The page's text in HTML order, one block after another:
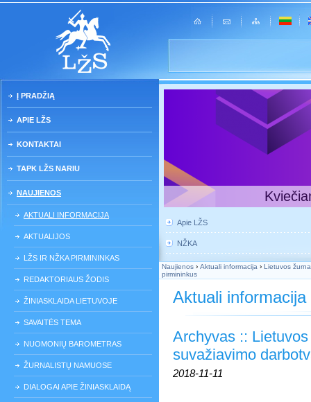
Į PRADŽIĄ
APIE LŽS
KONTAKTAI
TAPK LŽS NARIU
NAUJIENOS
AKTUALI INFORMACIJA
AKTUALIJOS
LŽS IR NŽKA PIRMININKAS
REDAKTORIAUS ŽODIS
ŽINIASKLAIDA LIETUVOJE
SAVAITĖS TEMA
NUOMONIŲ BAROMETRAS
ŽURNALISTŲ NAMUOSE
DIALOGAI APIE ŽINIASKLAIDĄ
Apie LŽS
NŽKA
Naujienos › Aktuali informacija › Lietuvos
pirmininkus
Aktuali informacija
Archyvas ::
suvažiavimo
2018-11-11